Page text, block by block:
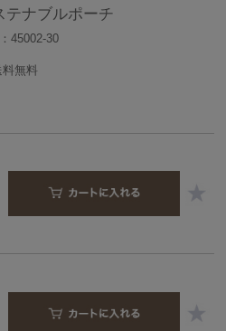
テナブルポーチ
45002-30
料無料